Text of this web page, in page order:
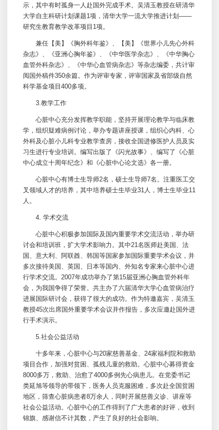
示，其中有时孤身一人赴国外完成手术。 吴清玉教授在研清华
大学自主科研计划课题1项，清华大学一流大学推进计划——
研究生教育教学改革项目1项。
兼任【美】《胸外科年鉴》、【美】《世界小儿先心外科
杂志》、《亚洲心胸年鉴》、《中华医学杂志》、《中华胸心
血管外科杂志》、《中华心血管病杂志》等杂志编委，共计审
阅国外稿件350余篇。作为评审专家，评审国家及省部级自然
科学基金项目400多项。
3.教学工作
心脏中心充分发挥教学职能，坚持开展理论教学与临床教
学，组织疑难病例讨论，举办专题讲座授课，组织心内科、心
外科及心脏小儿科专业教学查房，接收全国进修医护人员及实
习生进行专业培训。编写出版了《闪光故事》、编写了《心脏
中心成立十周年纪念》和《心脏中心论文选》各一册。
心脏中心有博士生导师2名，硕士生导师7名。注重医工交
叉领域人才的培养，其中培养硕士生毕业31人，博士生毕业11
人。
4. 学术交流
心脏中心积极参加国际及国内重要学术交流活动，举办研
讨会和培训班，扩大学术影响力。其中21名医师赴美国、法
国、意大利、阿联酋、韩国等国家参加国际重要学术会议，并
多次接待美国、英国、日本等国内、外知名专家来心脏中心进
行学术交流。2007年成功举办了第15届亚洲心胸血管外科年
会，为我国争得了荣誉。共主办了六届清华大学心血管病治疗
进展国际研讨会，获得了很大的成功。作为特邀嘉宾， 吴清玉
教授45次出席国外重要学术会议并作报告，多次应邀赴国外进
行手术演示。
5.社会公益活动
十多年来， 心脏中心与20家慈善基金、24家福利院和救助
项目合作，加强对贫困、孤残儿童的救助。 心脏中心募得资金
8000多万，救助、治愈了4000多例先心病患儿。在党委书记
类延旭等领导的带领下，医务人员克服困难，多次赴全国贫困
地区，筛查心脏病患者8万余人，同时开展慈善义诊、讲座等
社会公益活动。 心脏中心的工作得到了广大患者的好评，收到
锦旗、感谢信不计其数，产生了良好的社会影响。